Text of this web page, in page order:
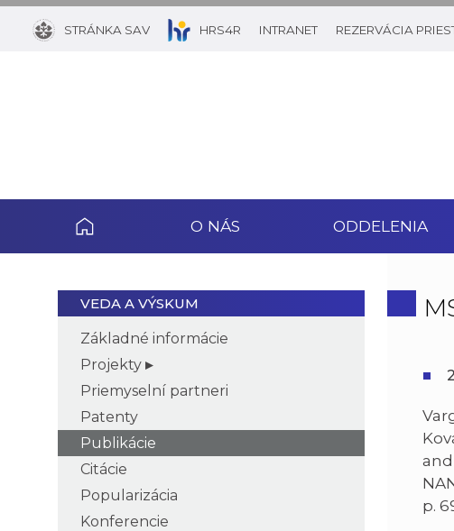
STRÁNKA SAV HRS4R INTRANET REZERVÁCIA
O NÁS ODDELENIA
VEDA A VÝSKUM
Základné informácie
Projekty
Priemyselní partneri
Patenty
Publikácie
Citácie
Popularizácia
Konferencie
and
p.